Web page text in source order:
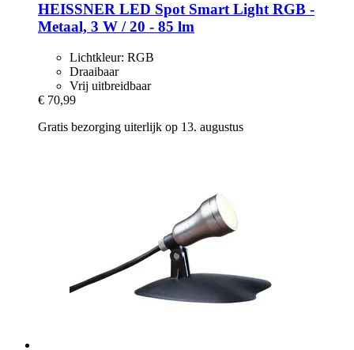
HEISSNER LED Spot Smart Light RGB -​
Metaal, 3 W / 20 -​ 85 lm
Lichtkleur: RGB
Draaibaar
Vrij uitbreidbaar
€ 70,99
Gratis bezorging uiterlijk op 13. augustus